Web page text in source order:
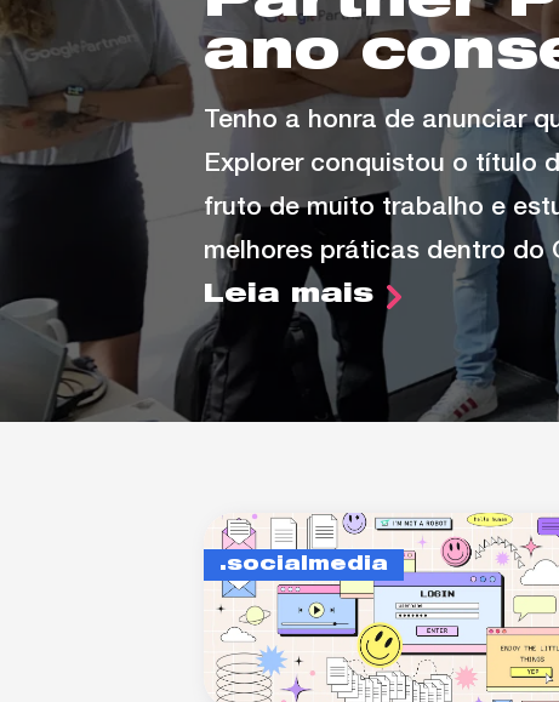
ano
Tenho a honra de anunciar
Explorer conquistou o título
fruto de muito trabalho e
melhores práticas dentro do
Leia mais
socialmedia